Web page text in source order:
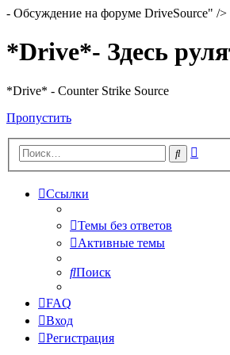
- Обсуждение на форуме DriveSource" />
*Drive*- Здесь
*Drive* - Counter Strike Source
Пропустить
Поиск
Ссылки
Темы без ответов
Активные темы
Поиск
FAQ
Вход
Регистрация